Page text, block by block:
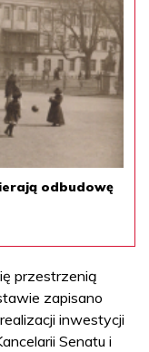
odbudowę
przestrzenią
zapisano
inwestycji
Senatu i